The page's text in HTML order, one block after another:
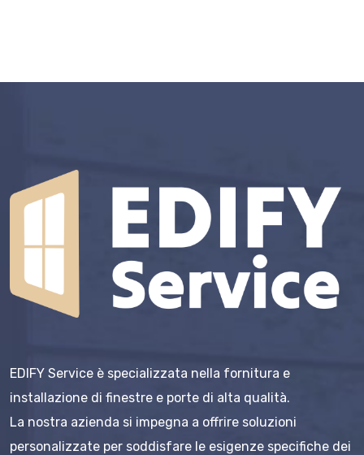
EDIFY Service è specializzata nella fornitura e
installazione di finestre e porte di alta qualità.
La nostra azienda si impegna a offrire soluzioni
personalizzate per soddisfare le esigenze specifiche dei